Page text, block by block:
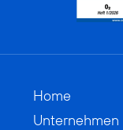
Home
Unternehmen